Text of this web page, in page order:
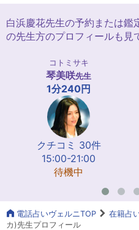
白浜慶花先生の予約または鑑
の先生方のプロフィールも見
コトミサキ
琴美咲先生
1分240円
クチコミ 30件
15:00-21:00
待機中
電話占いヴェルニTOP 在籍占
カ)先生プロフィール